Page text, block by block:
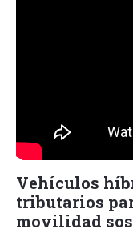
Vehículos
tributarios
movilidad